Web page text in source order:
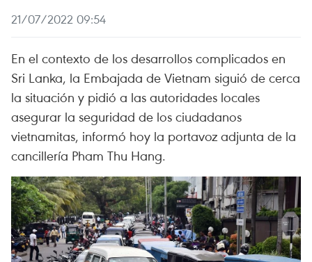
21/07/2022 09:54
En el contexto de los desarrollos complicados en
Sri Lanka, la Embajada de Vietnam siguió de cerca
la situación y pidió a las autoridades locales
asegurar la seguridad de los ciudadanos
vietnamitas, informó hoy la portavoz adjunta de la
cancillería Pham Thu Hang.